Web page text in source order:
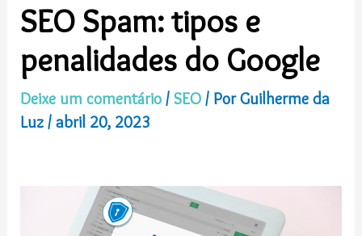
SEO Spam: tipos e
penalidades do Google
Deixe um comentário /SEO / PorGuilherme da
Luz/abril 20, 2023